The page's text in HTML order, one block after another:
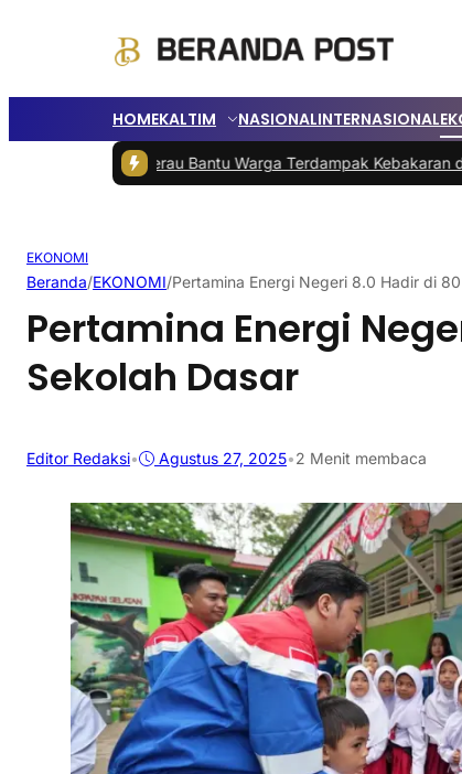
HOMEKALTIM NASIONALINTERNASIONAL
Berau Bantu Warga Terdampak Kebakaran di Jalan
EKONOMI
Beranda/EKONOMI/Pertamina Energi Negeri 8.0 Hadir di
Pertamina Energi
Sekolah Dasar
Editor Redaksi• Agustus 27, 2025•2 Menit membaca